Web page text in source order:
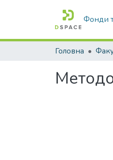
Фонди
Головна